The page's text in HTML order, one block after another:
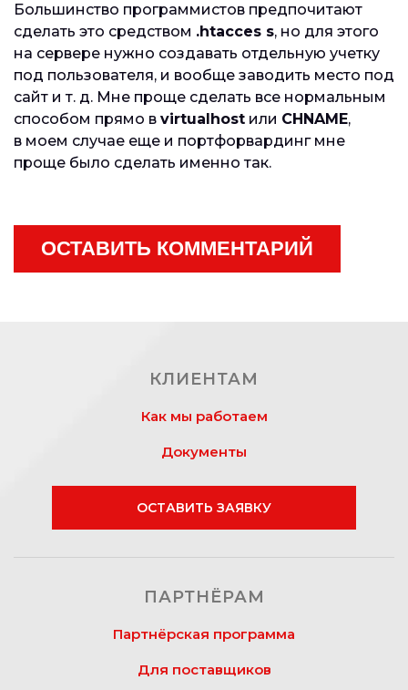
Большинство программистов предпочитают
сделать это средством .htacces s, но для этого
на сервере нужно создавать отдельную учетку
под пользователя, и вообще заводить место под
сайт и т. д. Мне проще сделать все нормальным
способом прямо в virtualhost или CHNAME,
в моем случае еще и портфорвардинг мне
проще было сделать именно так.
ОСТАВИТЬ КОММЕНТАРИЙ
КЛИЕНТАМ
Как мы работаем
Документы
ОСТАВИТЬ ЗАЯВКУ
ПАРТНЁРАМ
Партнёрская программа
Для поставщиков